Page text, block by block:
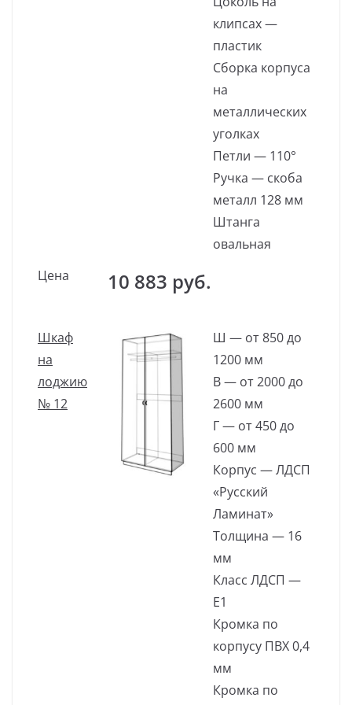
клипсах —
пластик
Сборка корпуса
на
металлических
уголках
Петли — 110°
Ручка — скоба
металл 128 мм
Штанга
овальная
Цена
10 883 руб.
Шкаф
на
лоджию
№ 12
Ш — от 850 до
1200 мм
В — от 2000 до
2600 мм
Г — от 450 до
600 мм
Корпус — ЛДСП
«Русский
Ламинат»
Толщина — 16
мм
Класс ЛДСП —
Е1
Кромка по
корпусу ПВХ 0,4
мм
Кромка по